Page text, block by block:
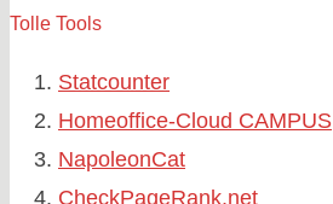
Tolle Tools
Statcounter
Homeoffice-Cloud CAMPUS
NapoleonCat
CheckPageRank.net